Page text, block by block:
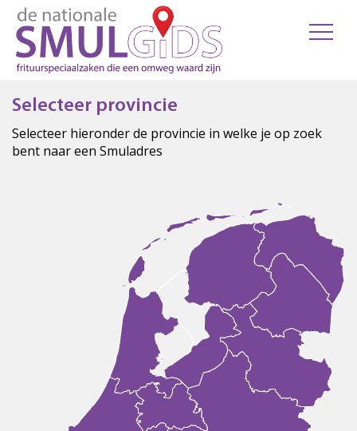
Selecteer provincie
Selecteer hieronder de provincie in welke je op zoek
bent naar een Smuladres